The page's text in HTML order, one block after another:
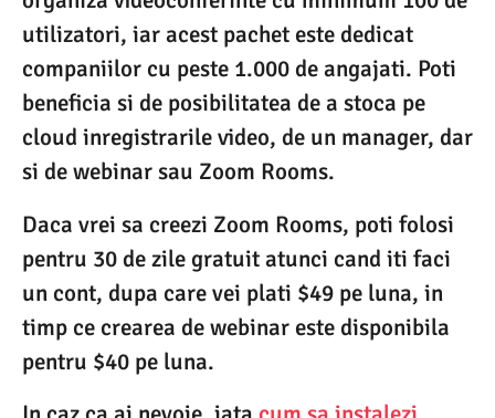
utilizatori, iar acest pachet este dedicat
companiilor cu peste 1.000 de angajati. Poti
beneficia si de posibilitatea de a stoca pe
cloud inregistrarile video, de un manager, dar
si de webinar sau Zoom Rooms.
Daca vrei sa creezi Zoom Rooms, poti folosi
pentru 30 de zile gratuit atunci cand iti faci
un cont, dupa care vei plati $49 pe luna, in
timp ce crearea de webinar este disponibila
pentru $40 pe luna.